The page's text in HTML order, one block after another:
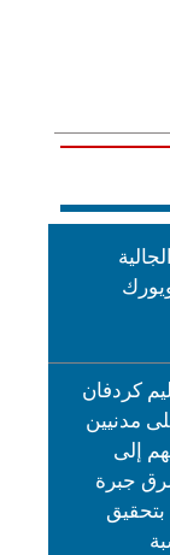
كردفان
مدنيين
إلى
جبرة